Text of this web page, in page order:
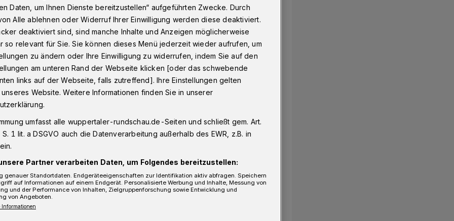
aus South Tyneside zu Gast
aus
zu Gast
aus der britischen
jetzt in Wuppertal zu Gast. Am
die fünfköpfige Delegation von
offiziell im Rathaus begrüßt.
Daten, um Ihnen Dienste bereitzustellen“ aufgeführten Zwecke. Durch
Alle ablehnen oder Widerruf Ihrer Einwilligung werden diese deaktiviert.
deaktiviert sind, sind manche Inhalte und Anzeigen möglicherweise
so relevant für Sie. Sie können dieses Menü jederzeit wieder aufrufen, um
zu ändern oder Ihre Einwilligung zu widerrufen, indem Sie auf den
am unteren Rand der Webseite klicken [oder das schwebende
links auf der Webseite, falls zutreffend]. Ihre Einstellungen gelten
Website. Weitere Informationen finden Sie in unserer
umfasst alle wuppertaler-rundschau.de-Seiten und schließt gem. Art.
1 lit. a DSGVO auch die Datenverarbeitung außerhalb des EWR, z.B. in
Partner verarbeiten Daten, um Folgendes bereitzustellen:
genauer Standortdaten. Endgeräteeigenschaften zur Identifikation aktiv abfragen. Speichern
auf Informationen auf einem Endgerät. Personalisierte Werbung und Inhalte, Messung von
und der Performance von Inhalten, Zielgruppenforschung sowie Entwicklung und
von Angeboten.